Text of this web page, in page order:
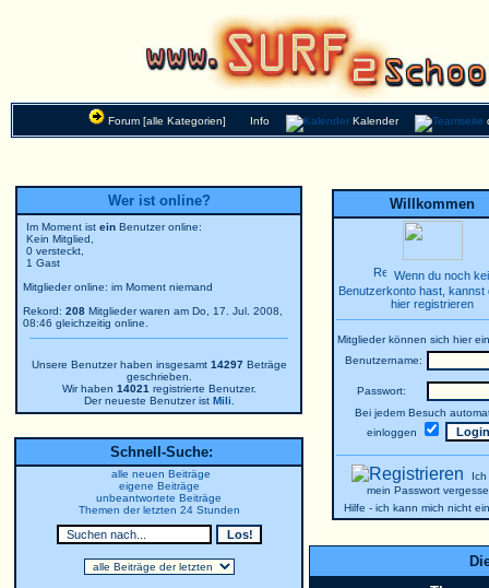
Forum [alle Kategorien] Info Kalender
Wer ist online?
Im Moment ist ein Benutzer online:
Kein Mitglied,
0 versteckt,
1 Gast
Mitglieder online: im Moment niemand
Rekord: 208 Mitglieder waren am Do, 17. Jul. 2008,
08:46 gleichzeitig online.
Unsere Benutzer haben insgesamt 14297Beträge
geschrieben.
Wir haben 14021 registrierte Benutzer.
Der neueste Benutzer ist Mili
Schnell-Suche:
alle neuen Beiträge
eigene Beiträge
unbeantwortete Beiträge
Themen der letzten 24 Stunden
Willkommen
Wenn du noch
Benutzerkonto hast, kannst
hier registrieren
Mitglieder können sich hier
Benutzername:
Passwort:
Bei jedem Besuch
einloggen
mein Passwort
Hilfe - ich kann mich nicht